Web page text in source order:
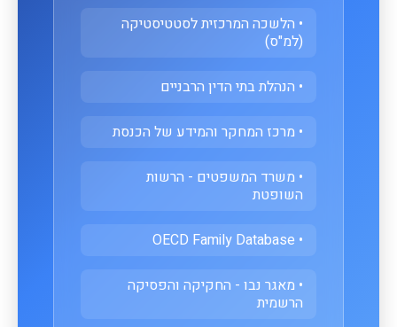
• הלשכה המרכזית לסטטיסטיקה
• הנהלת בתי הדין הרבניים
• מרכז המחקר והמידע של הכנסת
• משרד המשפטים - הרשות
השופטת
• מאגר נבו - החקיקה והפסיקה